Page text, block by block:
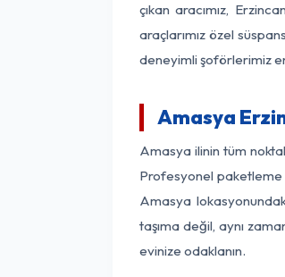
çıkan aracımız,
araçlarımız özel
deneyimli şoförlerimiz
Amasya
Amasya ilinin tüm
Profesyonel paketleme
Amasya
taşıma değil, aynı
evinize odaklanın.